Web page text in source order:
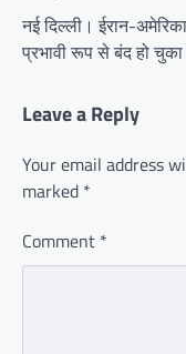
नई दिल्ली। ईरान-
प्रभावी रूप से बंद हो
Leave a Reply
Your email address
marked *
Comment *